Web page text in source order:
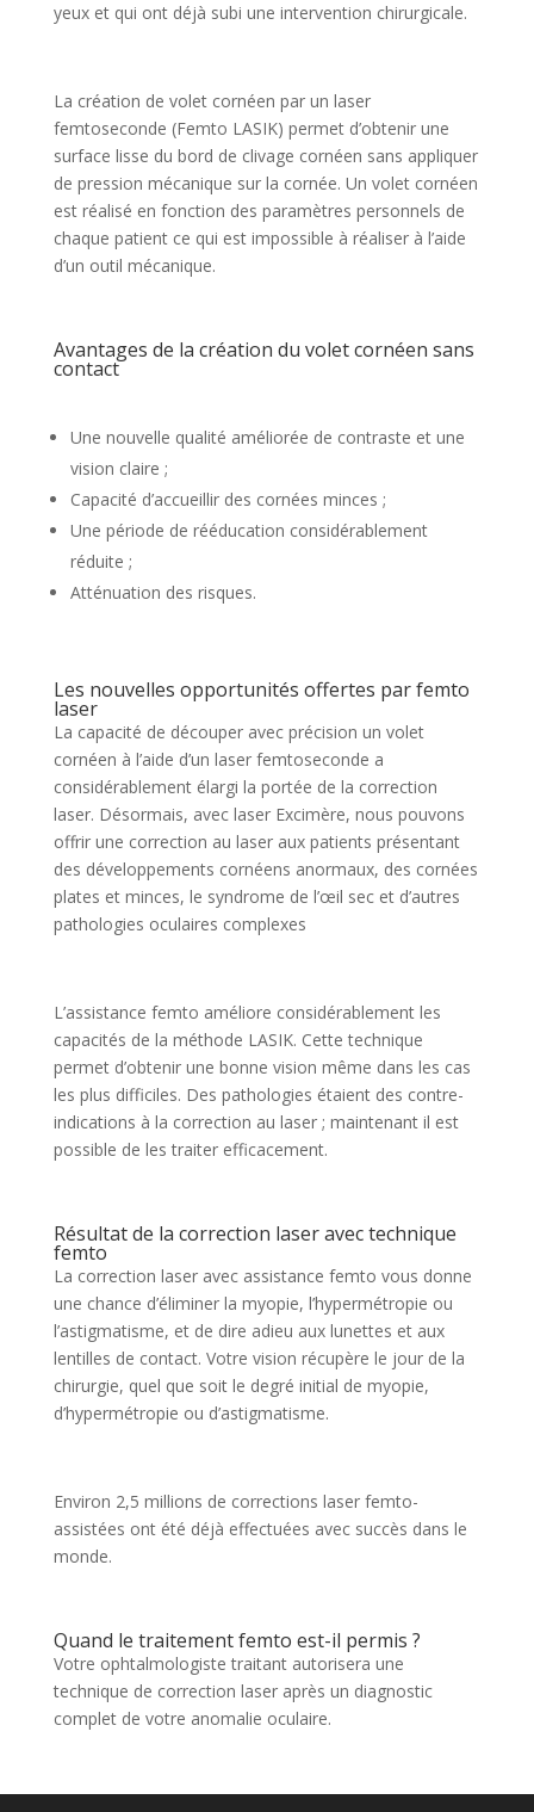
yeux et qui ont déjà subi une intervention chirurgicale.
La création de volet cornéen par un laser
femtoseconde (Femto LASIK) permet d’obtenir une
surface lisse du bord de clivage cornéen sans appliquer
de pression mécanique sur la cornée. Un volet cornéen
est réalisé en fonction des paramètres personnels de
chaque patient ce qui est impossible à réaliser à l’aide
d’un outil mécanique.
Avantages de la création du volet cornéen sans
contact
Une nouvelle qualité améliorée de contraste et une
vision claire ;
Capacité d’accueillir des cornées minces ;
Une période de rééducation considérablement
réduite ;
Atténuation des risques.
Les nouvelles opportunités offertes par femto
laser
La capacité de découper avec précision un volet
cornéen à l’aide d’un laser femtoseconde a
considérablement élargi la portée de la correction
laser. Désormais, avec laser Excimère, nous pouvons
offrir une correction au laser aux patients présentant
des développements cornéens anormaux, des cornées
plates et minces, le syndrome de l’œil sec et d’autres
pathologies oculaires complexes
L’assistance femto améliore considérablement les
capacités de la méthode LASIK. Cette technique
permet d’obtenir une bonne vision même dans les cas
les plus difficiles. Des pathologies étaient des contre-
indications à la correction au laser ; maintenant il est
possible de les traiter efficacement.
Résultat de la correction laser avec technique
femto
La correction laser avec assistance femto vous donne
une chance d’éliminer la myopie, l’hypermétropie ou
l’astigmatisme, et de dire adieu aux lunettes et aux
lentilles de contact. Votre vision récupère le jour de la
chirurgie, quel que soit le degré initial de myopie,
d’hypermétropie ou d’astigmatisme.
Environ 2,5 millions de corrections laser femto-
assistées ont été déjà effectuées avec succès dans le
monde.
Quand le traitement femto est-il permis ?
Votre ophtalmologiste traitant autorisera une
technique de correction laser après un diagnostic
complet de votre anomalie oculaire.